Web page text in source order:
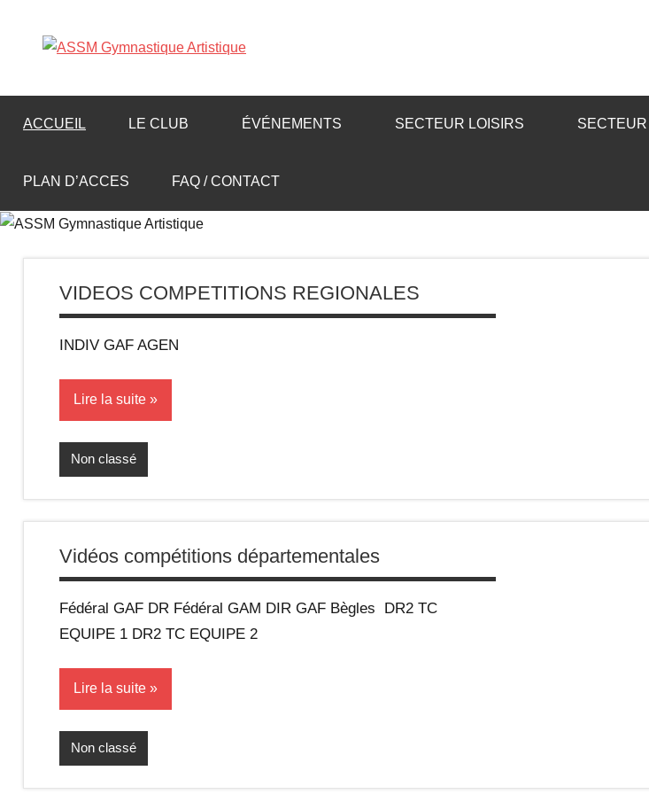
S
S
M
G
y
s
t
i
ACCUEIL LE CLUB ÉVÉNEMENTS SECTEUR LOISIRS SECTEUR
PLAN D’ACCES FAQ / CONTACT
VIDEOS COMPETITIONS REGIONALES
INDIV GAF AGEN
Lire la suite
Non classé
Vidéos compétitions départementales
Fédéral GAF DR Fédéral GAM DIR GAF Bègles DR2 TC
EQUIPE 1 DR2 TC EQUIPE 2
Lire la suite
Non classé